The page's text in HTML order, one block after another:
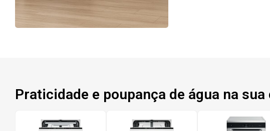
Praticidade e poupança de água na sua